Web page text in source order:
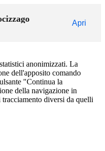
Apri
anonimizzati. La
dell'apposito comando
"Continua la
della navigazione in
diversi da quelli